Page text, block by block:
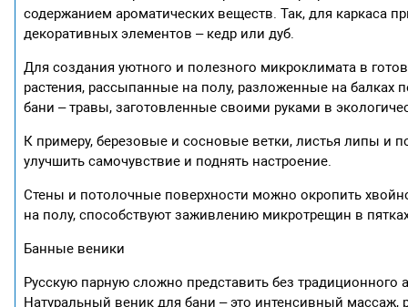
содержанием ароматических веществ. Так, для каркаса
декоративных элементов – кедр или дуб.
Для создания уютного и полезного микроклимата в
растения, рассыпанные на полу, разложенные на
бани – травы, заготовленные своими руками в
К примеру, березовые и сосновые ветки, листья липы и
улучшить самочувствие и поднять настроение.
Стены и потолочные поверхности можно окропить
на полу, способствуют заживлению микротрещин в
Банные веники
Русскую парную сложно представить без традиционного
Натуральный веник для бани – это интенсивный